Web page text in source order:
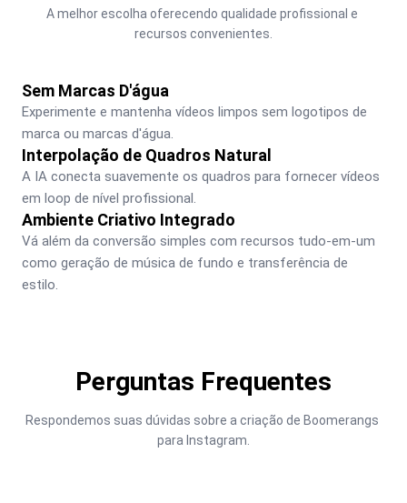
A melhor escolha oferecendo qualidade profissional e
recursos convenientes.
Sem Marcas D'água
Experimente e mantenha vídeos limpos sem logotipos de
marca ou marcas d'água.
Interpolação de Quadros Natural
A IA conecta suavemente os quadros para fornecer vídeos
em loop de nível profissional.
Ambiente Criativo Integrado
Vá além da conversão simples com recursos tudo-em-um
como geração de música de fundo e transferência de
estilo.
Perguntas Frequentes
Respondemos suas dúvidas sobre a criação de Boomerangs
para Instagram.